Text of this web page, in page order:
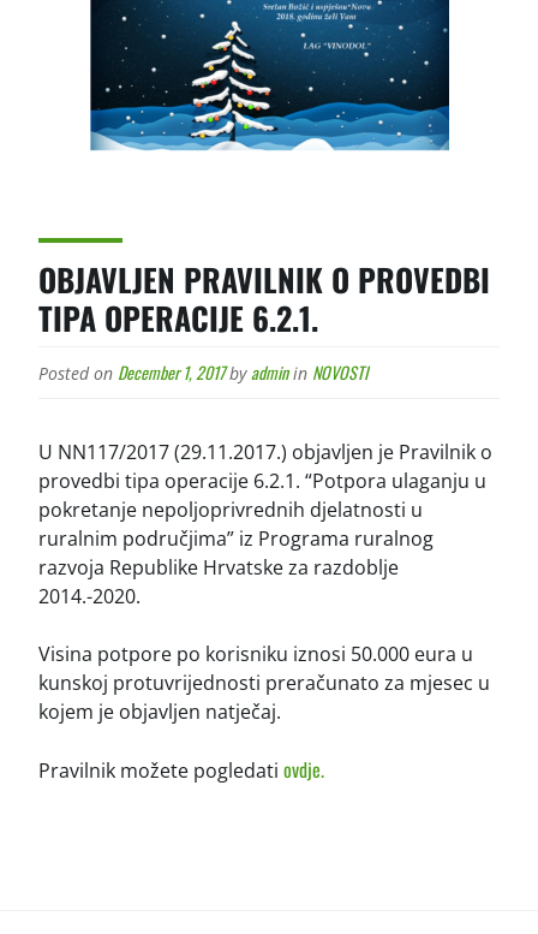
OBJAVLJEN PRAVILNIK O PROVEDBI
TIPA OPERACIJE 6.2.1.
Posted on December 1, 2017 by admin in NOVOSTI
U NN117/2017 (29.11.2017.) objavljen je Pravilnik o
provedbi tipa operacije 6.2.1. “Potpora ulaganju u
pokretanje nepoljoprivrednih djelatnosti u
ruralnim područjima” iz Programa ruralnog
razvoja Republike Hrvatske za razdoblje
2014.-2020.
Visina potpore po korisniku iznosi 50.000 eura u
kunskoj protuvrijednosti preračunato za mjesec u
kojem je objavljen natječaj.
Pravilnik možete pogledati ovdje.